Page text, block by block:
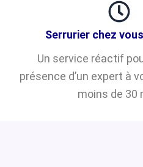
Serrurier chez
Un service réactif
présence d’un expert à
moins de 30